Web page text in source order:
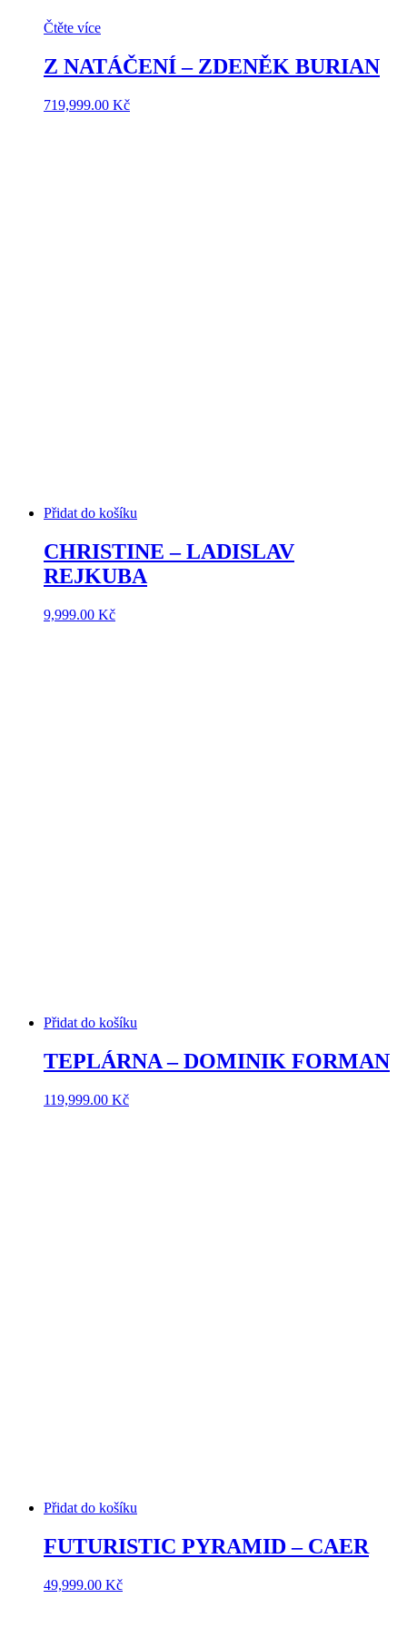
Čtěte více
Z NATÁČENÍ – ZDENĚK BURIAN
719,999.00 Kč
Přidat do košíku
CHRISTINE – LADISLAV
REJKUBA
9,999.00 Kč
Přidat do košíku
TEPLÁRNA – DOMINIK FORMAN
119,999.00 Kč
Přidat do košíku
FUTURISTIC PYRAMID – CAER
49,999.00 Kč